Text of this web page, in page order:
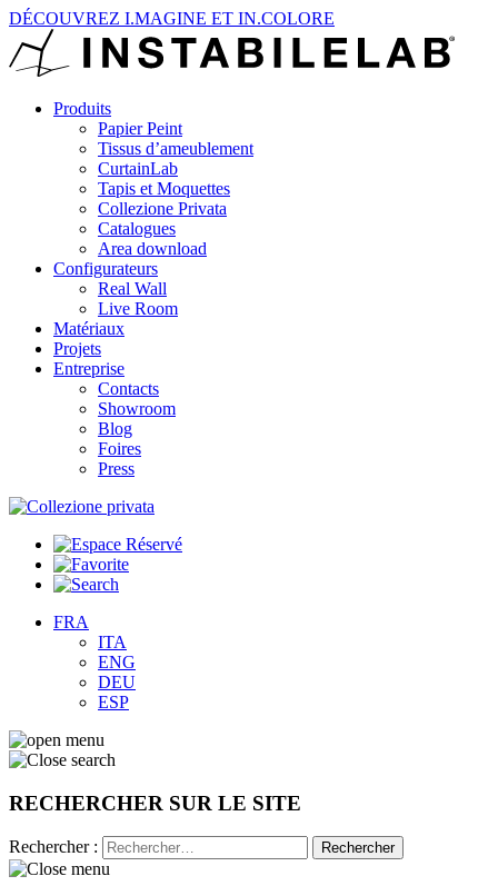
DÉCOUVREZ I.MAGINE ET IN.COLORE
Produits
Papier Peint
Tissus d’ameublement
CurtainLab
Tapis et Moquettes
Collezione Privata
Catalogues
Area download
Configurateurs
Real Wall
Live Room
Matériaux
Projets
Entreprise
Contacts
Showroom
Blog
Foires
Press
FRA
ITA
ENG
DEU
ESP
RECHERCHER SUR LE SITE
Rechercher :